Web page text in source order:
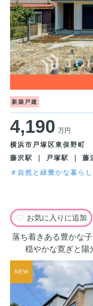
新築戸建
4,190 万円
横浜市戸塚区東俣野町
藤沢駅 ｜ 戸塚駅 ｜ 藤
＃自然と緑豊かな暮らし
お気に入りに追加
落ち着きある豊かな
穏やかな寛ぎと陽